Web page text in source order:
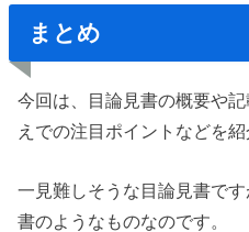
まとめ
今回は、目論見書の概要や
えでの注目ポイントなどを紹
一見難しそうな目論見書で
書のようなものなのです。